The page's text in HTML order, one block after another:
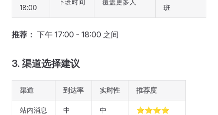
18:00
下班时间 覆盖更多人
班
推荐： 下午 17:00 - 18:00 之间
3. 渠道选择建议
渠道 到达率 实时性 推荐度
站内消息 中 中 ⭐⭐⭐⭐